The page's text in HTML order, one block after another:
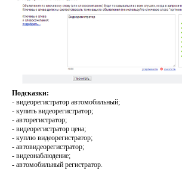
Подсказки:
- видеорегистратор автомобильный;
- купить видеорегистратор;
- авторегистратор;
- видеорегистратор цена;
- куплю видеорегистратор;
- автовидеорегистратор;
- видеонаблюдение;
- автомобильный регистратор.